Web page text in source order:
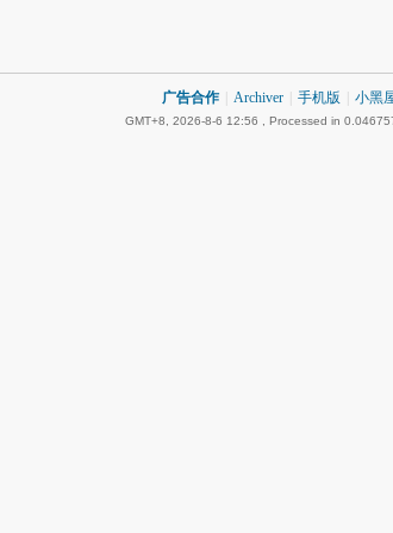
广告合作 Archiver 手机版 小黑
GMT+8, 2026-8-6 12:56 , Processed in